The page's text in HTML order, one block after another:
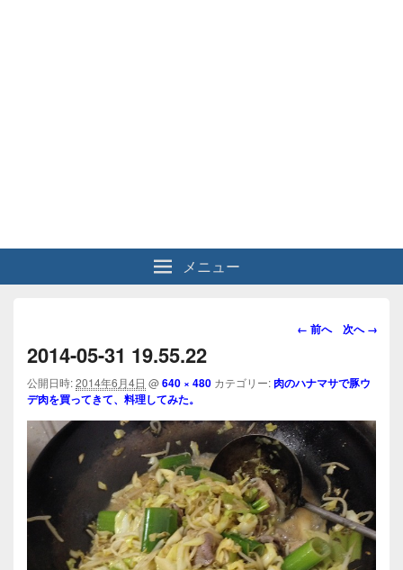
メニュー
画
ビ
ー
シ
ョ
ン
← 前へ 次へ →
2014-05-31 19.55.22
公開日時:2014年6月4日 @640 × 480 カテゴリー: 肉のハナマサで豚ウ
デ肉を買ってきて、料理してみた。